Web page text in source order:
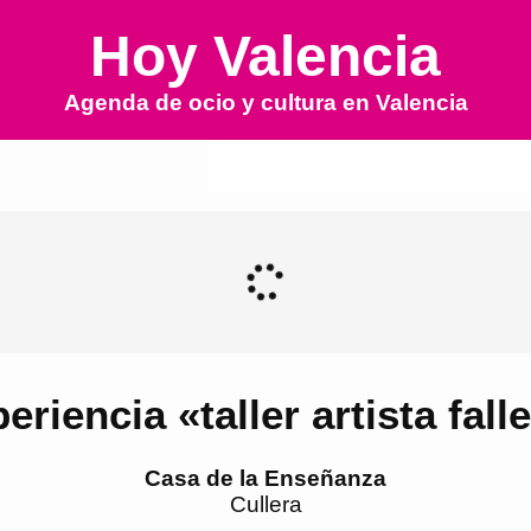
Hoy Valencia
Agenda de ocio y cultura en Valencia
«taller artista
Casa de la Enseñanza
Cullera